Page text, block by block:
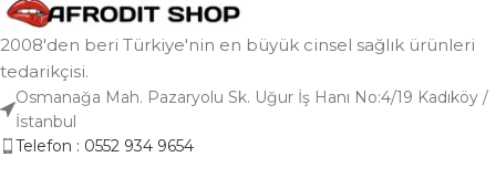
2008'den beri Türkiye'nin en büyük cinsel sağlık ürünleri
tedarikçisi.
Osmanağa Mah. Pazaryolu Sk. Uğur İş Hanı No:4/19 Kadıköy /
İstanbul
Telefon : 0552 934 9654